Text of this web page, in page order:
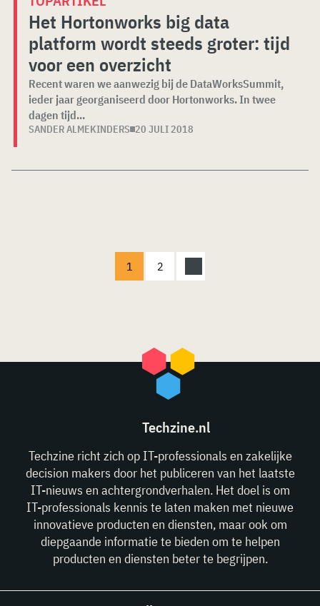
Het Hortonworks big data
platform wordt steeds groter: tijd
voor een overzicht
Recent waren we aanwezig bij de DataWorksSummit,
ieder jaar georganiseerd door Hortonworks. In twee
dagen tijd...
SANDER ALMEKINDERS 20 JULI 2018
1 2
Techzine.nl
Techzine richt zich op IT-professionals en zakelijke
decision makers door het publiceren van het laatste
IT-nieuws en achtergrondverhalen. Het doel is om
IT-professionals kennis te laten maken met nieuwe
innovatieve producten en diensten, maar ook om
diepgaande informatie te bieden om te helpen
producten en diensten beter te begrijpen.